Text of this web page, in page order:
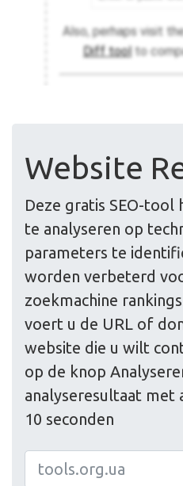
Website
Deze gratis SEO-tool
te analyseren op
parameters te
worden verbeterd
zoekmachine
voert u de URL of
website die u wilt
op de knop
analyseresultaat met
10 seconden